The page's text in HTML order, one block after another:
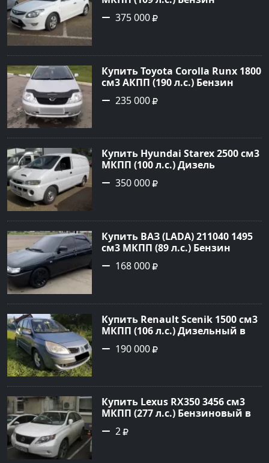
инжектор в Кропоткин: цвет
белый Хетчбэк 2011 года по
Авторынок23
375 000
Купить Toyota Corolla Runx 1800
см3 АКПП (190 л.с.) Бензин
инжектор в Тихорецк: цвет
Серый Хетчбэк 2002 года по
Авторынок23
235 000
Купить Hyundai Starex 2500 см3
МКПП (100 л.с.) Дизель
турбонаддув в Краснодар:
цвет белый Фургон 2014 года
Авторынок23
350 000
Купить ВАЗ (LADA) 211040 1495
см3 МКПП (89 л.с.) Бензин
инжектор в Краснодвр: цвет
Черный Седан 2007 года по
Авторынок23
168 000
Купить Renault Scenik 1500 см3
МКПП (106 л.с.) Дизельный в
Белореченск: цвет Голубой
Универсал 2007 года по цене
190 000
Купить Lexus RX350 3456 см3
МКПП (277 л.с.) Бензиновый в
Краснодар: цвет
Перламутрово-белый
2